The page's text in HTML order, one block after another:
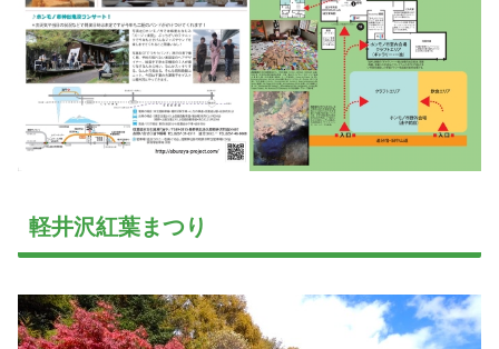
軽井沢紅葉まつり